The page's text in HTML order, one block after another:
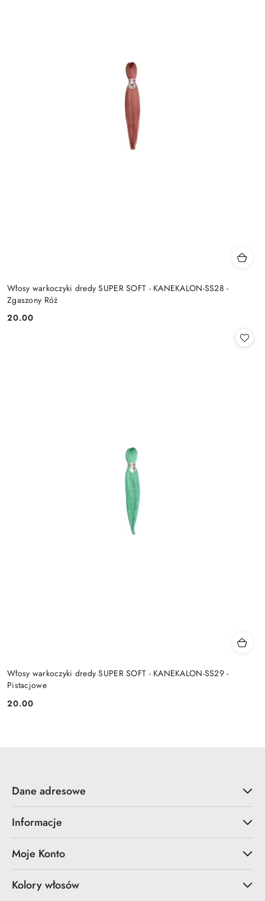
Włosy warkoczyki dredy SUPER SOFT - KANEKALON-SS28 -
Zgaszony Róż
Cena:
20.00
Włosy warkoczyki dredy SUPER SOFT - KANEKALON-SS29 -
Pistacjowe
Cena:
20.00
Dane adresowe
Informacje
Moje Konto
Kolory włosów